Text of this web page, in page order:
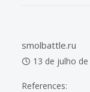
smolbattle.ru
13 de julho
References: